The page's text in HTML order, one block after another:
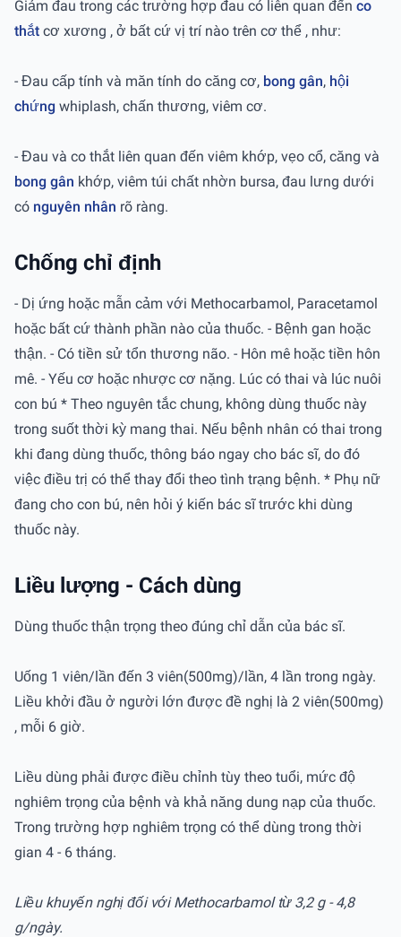
Giảm đau trong các trường hợp đau có liên quan đến co
thắt cơ xương , ở bất cứ vị trí nào trên cơ thể , như:
- Đau cấp tính và măn tính do căng cơ, bong gân, hội
chứng whiplash, chấn thương, viêm cơ.
- Đau và co thắt liên quan đến viêm khớp, vẹo cổ, căng và
bong gân khớp, viêm túi chất nhờn bursa, đau lưng dưới
có nguyên nhân rõ ràng.
Chống chỉ định
- Dị ứng hoặc mẫn cảm với Methocarbamol, Paracetamol
hoặc bất cứ thành phần nào của thuốc. - Bệnh gan hoặc
thận. - Có tiền sử tổn thương não. - Hôn mê hoặc tiền hôn
mê. - Yếu cơ hoặc nhược cơ nặng. Lúc có thai và lúc nuôi
con bú * Theo nguyên tắc chung, không dùng thuốc này
trong suốt thời kỳ mang thai. Nếu bệnh nhân có thai trong
khi đang dùng thuốc, thông báo ngay cho bác sĩ, do đó
việc điều trị có thể thay đổi theo tình trạng bệnh. * Phụ nữ
đang cho con bú, nên hỏi ý kiến bác sĩ trước khi dùng
thuốc này.
Liều lượng - Cách dùng
Dùng thuốc thận trọng theo đúng chỉ dẫn của bác sĩ.
Uống 1 viên/lần đến 3 viên(500mg)/lần, 4 lần trong ngày.
Liều khởi đầu ở người lớn được đề nghị là 2 viên(500mg)
, mỗi 6 giờ.
Liều dùng phải được điều chỉnh tùy theo tuổi, mức độ
nghiêm trọng của bệnh và khả năng dung nạp của thuốc.
Trong trường hợp nghiêm trọng có thể dùng trong thời
gian 4 - 6 tháng.
Liều khuyến nghị đối với Methocarbamol từ 3,2 g - 4,8
g/ngày.